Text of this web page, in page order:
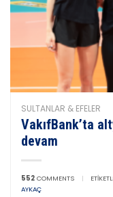
SULTANLAR & EFELER
VakıfBank’ta
devam
552 COMMENTS |
AYKAÇ